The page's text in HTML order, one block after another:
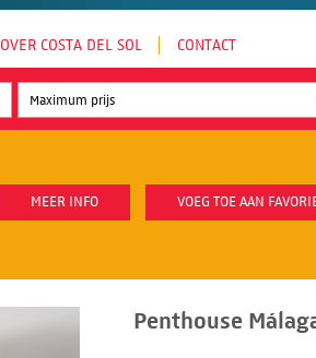
OVER COSTA DEL SOL CONTACT
MEER INFO VOEG TOE AAN
Penthouse